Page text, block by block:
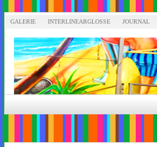
GALERIE INTERLINEARGLOSSE JOURNAL